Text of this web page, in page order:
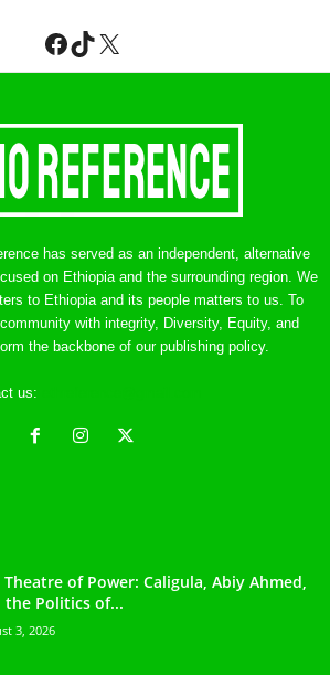
Facebook
TikTok
X
has served as an independent, alternative
on Ethiopia and the surrounding region. We
to Ethiopia and its people matters to us. To
with integrity, Diversity, Equity, and
the backbone of our publishing policy.
us:
Theatre of Power: Caligula, Abiy Ahmed,
the Politics of...
3, 2026